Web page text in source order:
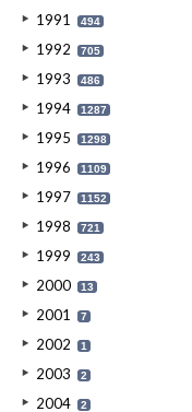
1991 494
1992 705
1993 486
1994 1287
1995 1298
1996 1109
1997 1152
1998 721
1999 243
2000 13
2001 7
2002 1
2003 2
2004 2